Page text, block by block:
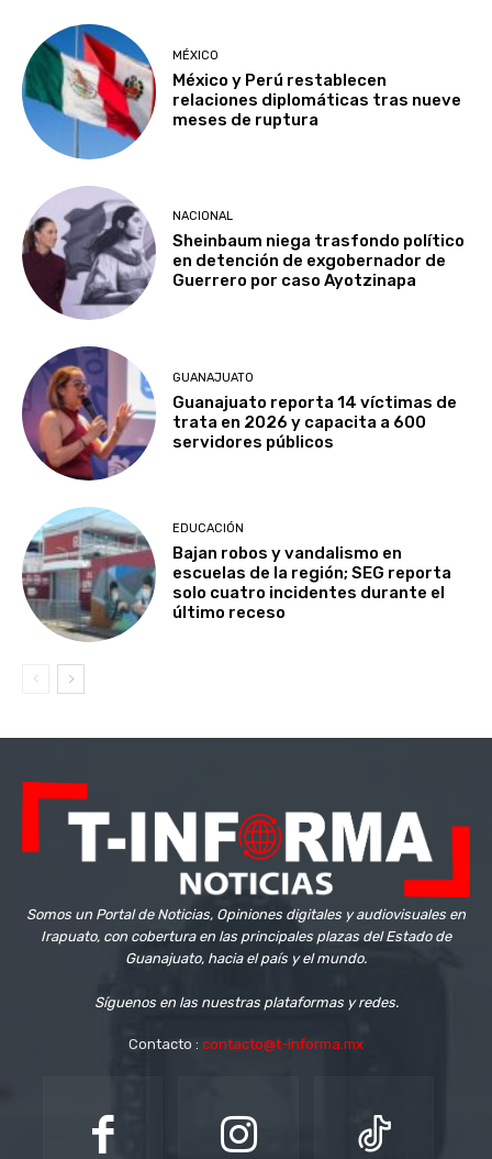
MÉXICO
México y Perú restablecen
relaciones diplomáticas tras nueve
meses de ruptura
NACIONAL
Sheinbaum niega trasfondo político
en detención de exgobernador de
Guerrero por caso Ayotzinapa
GUANAJUATO
Guanajuato reporta 14 víctimas de
trata en 2026 y capacita a 600
servidores públicos
EDUCACIÓN
Bajan robos y vandalismo en
escuelas de la región; SEG reporta
solo cuatro incidentes durante el
último receso
Somos un Portal de Noticias, Opiniones digitales y audiovisuales en
Irapuato, con cobertura en las principales plazas del Estado de
Guanajuato, hacia el país y el mundo.
Síguenos en las nuestras plataformas y redes.
Contacto : contacto@t-informa.mx